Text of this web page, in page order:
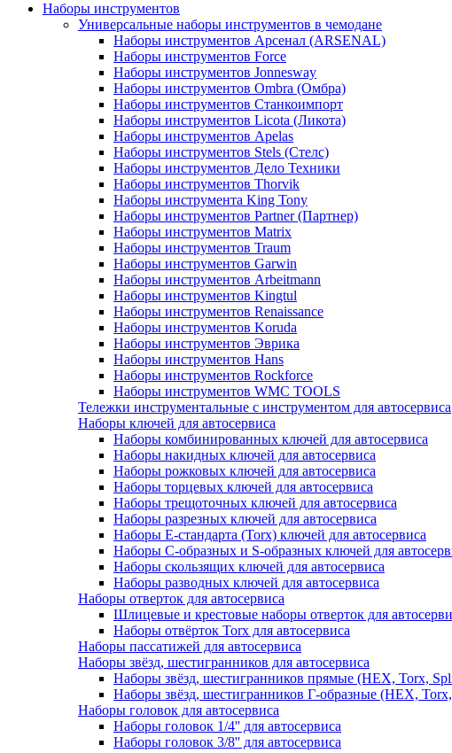
Наборы инструментов
Универсальные наборы инструментов в чемодане
Наборы инструментов Арсенал (ARSENAL)
Наборы инструментов Force
Наборы инструментов Jonnesway
Наборы инструментов Ombra (Омбра)
Наборы инструментов Станкоимпорт
Наборы инструментов Licota (Ликота)
Наборы инструментов Apelas
Наборы инструментов Stels (Стелс)
Наборы инструментов Дело Техники
Наборы инструментов Thorvik
Наборы инструмента King Tony
Наборы инструментов Partner (Партнер)
Наборы инструментов Matrix
Наборы инструментов Traum
Наборы инструментов Garwin
Наборы инструментов Arbeitmann
Наборы инструментов Kingtul
Наборы инструментов Renaissance
Наборы инструментов Koruda
Наборы инструментов Эврика
Наборы инструментов Hans
Наборы инструментов Rockforce
Наборы инструментов WMC TOOLS
Тележки инструментальные с инструментом для автосервиса
Наборы ключей для автосервиса
Наборы комбинированных ключей для автосервиса
Наборы накидных ключей для автосервиса
Наборы рожковых ключей для автосервиса
Наборы торцевых ключей для автосервиса
Наборы трещоточных ключей для автосервиса
Наборы разрезных ключей для автосервиса
Наборы Е-стандарта (Torx) ключей для автосервиса
Наборы C-образных и S-образных ключей для
Наборы скользящих ключей для автосервиса
Наборы разводных ключей для автосервиса
Наборы отверток для автосервиса
Шлицевые и крестовые наборы отверток для
Наборы отвёрток Torx для автосервиса
Наборы пассатижей для автосервиса
Наборы звёзд, шестигранников для автосервиса
Наборы звёзд, шестигранников прямые (HEX, Torx,
Наборы звёзд, шестигранников Г-образные (HEX,
Наборы головок для автосервиса
Наборы головок 1/4'' для автосервиса
Наборы головок 3/8'' для автосервиса